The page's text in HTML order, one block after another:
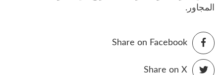
المجاور.
Share on Facebook
Share on X